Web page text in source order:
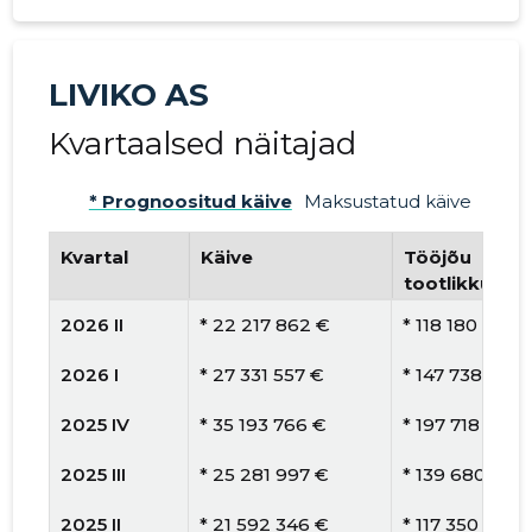
LIVIKO AS
Kvartaalsed näitajad
* Prognoositud käive Maksustatud käive
Kvartal Käive
Tööjõu
tootlikkus
2026 II
* 22 217 862 € * 118 180 €
2026 I * 27 331 557 € * 147 738 €
2025 IV * 35 193 766 € * 197 718 €
2025 III * 25 281 997 € * 139 680 €
2025 II * 21 592 346 € * 117 350 €